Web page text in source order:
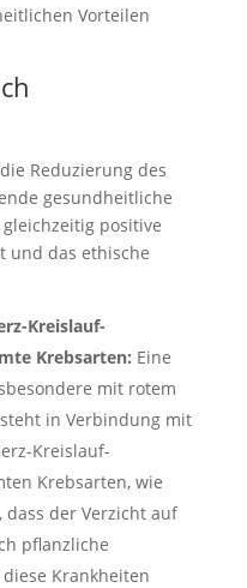
Vorteilen
Reduzierung des
gesundheitliche
positive
und das ethische
Kreislauf-
Krebsarten: Eine
mit rotem
in Verbindung mit
Kreislauf-
Krebsarten, wie
dass der Verzicht auf
pflanzliche
Krankheiten